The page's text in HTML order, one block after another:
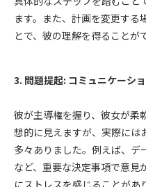
ます。また、計画を変更する
とで、彼の理解を得ることが
3. 問題提起: コミュニケーシ
彼が主導権を握り、彼女が柔
想的に見えますが、実際には
多々ありました。例えば、
など、重要な決定事項で意見
にストレスを感じることがあ